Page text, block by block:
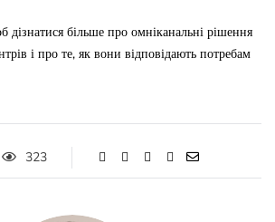
дізнатися більше про омніканальні рішення
і про те, як вони відповідають потребам
323